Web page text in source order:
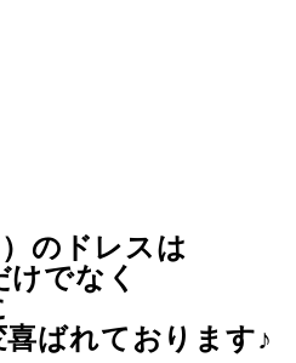
のドレスは
でなく
ばれております♪